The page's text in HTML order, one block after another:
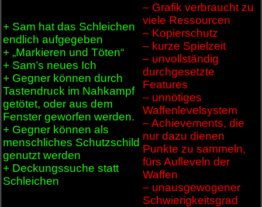
+ Sam hat das Schleichen
endlich aufgegeben
+ „Markieren und Töten“
+ Sam’s neues Ich
+ Gegner können durch
Tastendruck im Nahkampf
getötet, oder aus dem
Fenster geworfen werden.
+ Gegner können als
menschliches Schutzschild
genutzt werden
+ Deckungssuche statt
Schleichen
– Grafik verbraucht zu
viele Ressourcen
– Kopierschutz
– kurze Spielzeit
– unvollständig
durchgesetzte
Features
– unnötiges
Waffenlevelsystem
– Achievements, die
nur dazu dienen
Punkte zu sammeln,
fürs Aufleveln der
Waffen
– unausgewogener
Schwierigkeitsgrad